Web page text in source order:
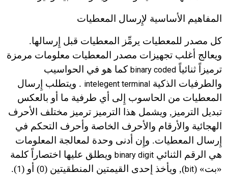
المفاهيم الأساسية لإِرسال المعطيات
كل مصدر للمعطيات يرمِّز المعطيات قبل إِرسالها.
ويعالج أغلب تجهيزات مصدر المعطيات معلومات مرمزة
ترميزاً ثنائياً binary coded كما هو في الحواسيب
والطرفيات الذكية intelegent terminal . ويتطلب إِرسال
المعطيات من الحاسوب إِلى أي طرفية ما أو بالعكس
تبديل الترميز, ويشمل هذا الترميز ترميز مختلف الأحرف
الهجائية والأرقام والأحرف الخاصة وأحرف التحكم في
إِرسال المعطيات. وإِن أدنى وحدة لمعالجة المعلومات
هي الرقم الثنائي binary digit ويطلق عليها اختصاراً كلمة
«بت» (bit
), ويأخذ إِحدى القيمتين المنطقيتين (0) أو (1
).